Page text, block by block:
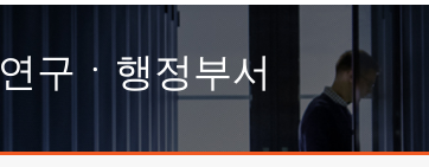
고객의소리
수의계약 현황
연구ㆍ행정부서